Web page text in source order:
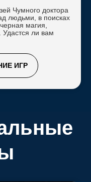
Чумного доктора
людьми, в поисках
магия,
Удастся ли вам
ИГР